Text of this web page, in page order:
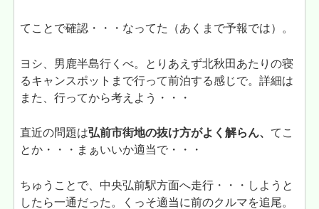
てことで確認・・・なってた（あくまで予報では）。
ヨシ、男鹿半島行くべ。とりあえず北秋田あたりの寝
るキャンスポットまで行って前泊する感じで。詳細は
また、行ってから考えよう・・・
直近の問題は弘前市街地の抜け方がよく解らん、 てこ
とか・・・まぁいいか適当で・・・
ちゅうことで、中央弘前駅方面へ走行・・・しようと
したら一通だった。くっそ適当に前のクルマを追尾。